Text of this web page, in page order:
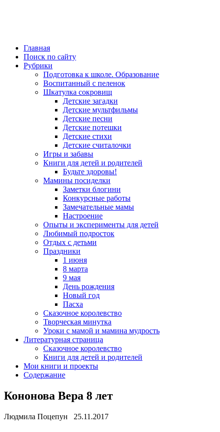
Главная
Поиск по сайту
Рубрики
Подготовка к школе. Образование
Воспитанный с пеленок
Шкатулка сокровищ
Детские загадки
Детские мультфильмы
Детские песни
Детские потешки
Детские стихи
Детские считалочки
Игры и забавы
Книги для детей и родителей
Будьте здоровы!
Мамины посиделки
Заметки блогини
Конкурсные работы
Замечательные мамы
Настроение
Опыты и эксперименты для детей
Любимый подросток
Отдых с детьми
Праздники
1 июня
8 марта
9 мая
День рождения
Новый год
Пасха
Сказочное королевство
Творческая минутка
Уроки с мамой и мамина мудрость
Литературная страница
Сказочное королевство
Книги для детей и родителей
Мои книги и проекты
Содержание
Кононова Вера 8 лет
Людмила Поцепун 25.11.2017